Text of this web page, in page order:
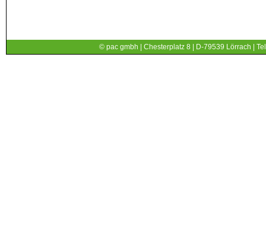
© pac gmbh | Chesterplatz 8 | D-79539 Lörrach |